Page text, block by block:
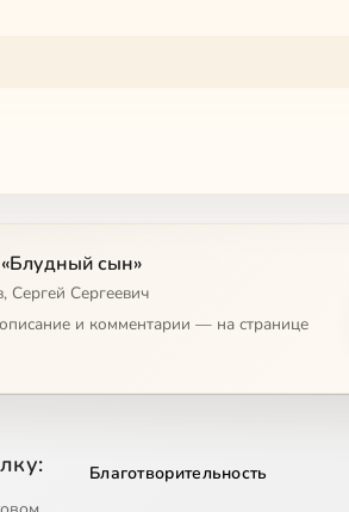
сын»
Сергей Сергеевич
и комментарии — на странице
Благотворительность